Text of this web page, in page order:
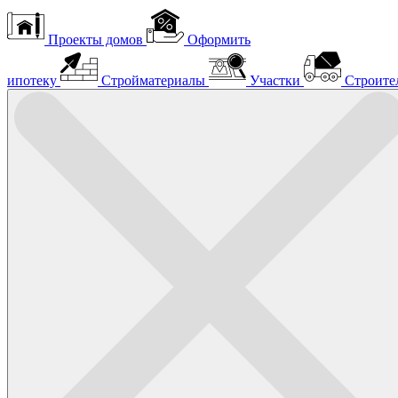
Проекты домов Оформить
ипотеку Стройматериалы Участки